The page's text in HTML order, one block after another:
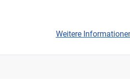
Weitere